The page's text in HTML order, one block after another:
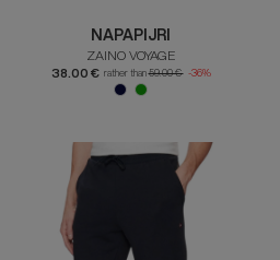
NAPAPIJRI
ZAINO VOYAGE
38.00 € rather than59.00 € -36%